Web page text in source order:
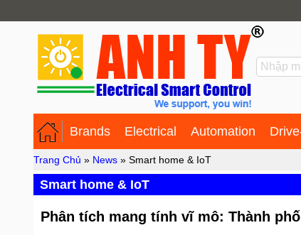
Brands Electrical Automation
Trang Chủ » News » Smart home & IoT
Smart home & IoT
Phân tích mang tính vĩ mô: Thành